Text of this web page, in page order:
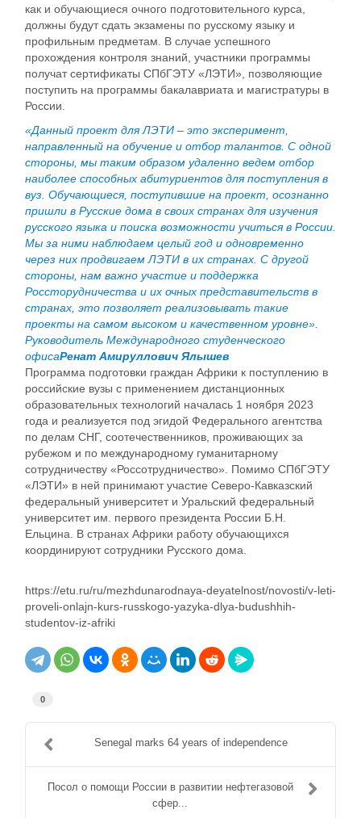
как и обучающиеся очного подготовительного курса,
должны будут сдать экзамены по русскому языку и
профильным предметам. В случае успешного
прохождения контроля знаний, участники программы
получат сертификаты СПбГЭТУ «ЛЭТИ», позволяющие
поступить на программы бакалавриата и магистратуры в
России.
«Данный проект для ЛЭТИ – это эксперимент,
направленный на обучение и отбор талантов. С одной
стороны, мы таким образом удаленно ведем отбор
наиболее способных абитуриентов для поступления в
вуз. Обучающиеся, поступившие на проект, осознанно
пришли в Русские дома в своих странах для изучения
русского языка и поиска возможности учиться в России.
Мы за ними наблюдаем целый год и одновременно
через них продвигаем ЛЭТИ в их странах. С другой
стороны, нам важно участие и поддержка
Россторудничества и их очных представительств в
странах, это позволяет реализовывать такие
проекты на самом высоком и качественном уровне».
Руководитель Международного студенческого
офисаРенат Амируллович Ялышев
Программа подготовки граждан Африки к поступлению в
российские вузы с применением дистанционных
образовательных технологий началась 1 ноября 2023
года и реализуется под эгидой Федерального агентства
по делам СНГ, соотечественников, проживающих за
рубежом и по международному гуманитарному
сотрудничеству «Россотрудничество». Помимо СПбГЭТУ
«ЛЭТИ» в ней принимают участие Северо-Кавказский
федеральный университет и Уральский федеральный
университет им. первого президента России Б.Н.
Ельцина. В странах Африки работу обучающихся
координируют сотрудники Русского дома.
https://etu.ru/ru/mezhdunarodnaya-deyatelnost/novosti/v-leti-
proveli-onlajn-kurs-russkogo-yazyka-dlya-budushhih-
studentov-iz-afriki
0
Senegal marks 64 years of independence
Посол о помощи России в развитии нефтегазовой
сфер...